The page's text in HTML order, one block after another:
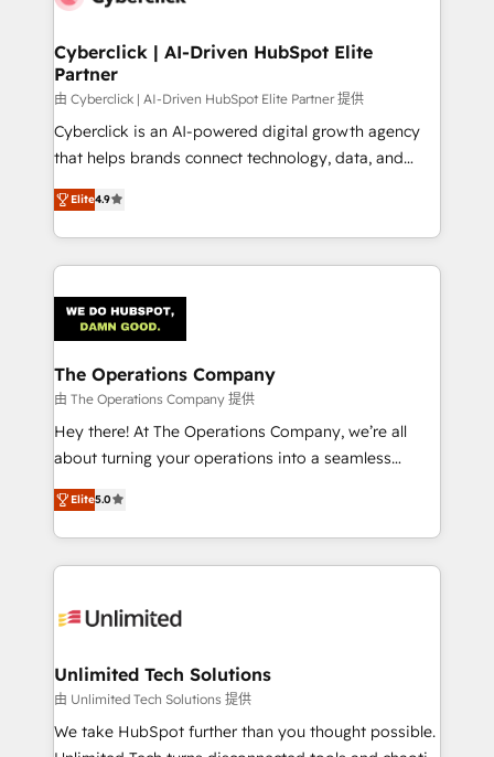
Cyberclick | AI-Driven HubSpot Elite
Partner
由 Cyberclick | AI-Driven HubSpot Elite Partner 提供
Cyberclick is an AI-powered digital growth agency
that helps brands connect technology, data, and
creativity to achieve measurable results. Founded in
Barcelona and operating across Spain, LATAM, and
the UK, we support global companies in building
smarter marketing, sales, and customer success
Iberia (Spain & Portugal), we combine human insight
with intelligent automation to drive sustainable
growth. Our multidisciplinary team designs solutions
that simplify complexity, boost performance, and
turn innovation into real impact. 🌍 Highlights •
HubSpot Partner since 2012 • 2022 EMEA Impact
projects • Clients in 30+ industries • Proprietary
technology for integrations • Multilingual team:
Elite4.9
The Operations Company
由 The Operations Company 提供
Hey there! At The Operations Company, we’re all
about turning your operations into a seamless
experience that powers real results. We specialize in
transforming complex systems into efficient,
scalable solutions that work across your entire
organization. We’re a unique blend of deep HubSpot
operational know-how. We know that no two
solutions. Instead, we dive in to understand your
needs, goals, and challenges to deliver solutions that
fit like a glove. We’re committed to being both
highly effective and fun to work with. We believe in
Elite5.0
Unlimited Tech Solutions
由 Unlimited Tech Solutions 提供
We take HubSpot further than you thought possible.